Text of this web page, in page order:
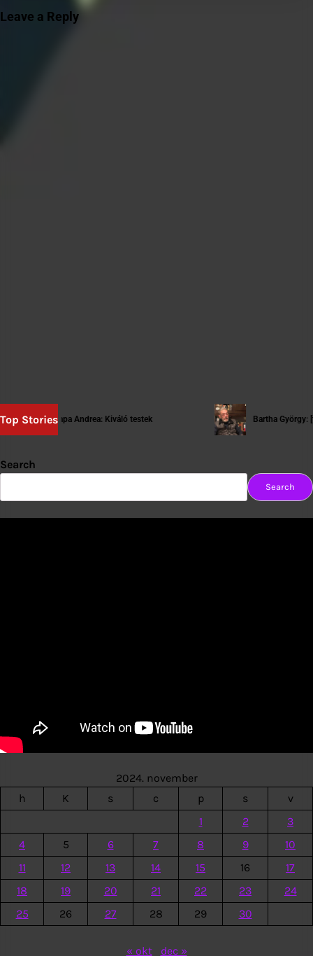
Leave a Reply
Top Stories
Tompa Andrea: Kiváló testek Bartha György:
Search
Search
2024. november
h
K s c p s
v
1
2
3
4
5 6 7 8 9
10
11
12 13 14 15 16
17
18
19 20 21 22 23
24
25
26 27 28 29 30
« okt dec »